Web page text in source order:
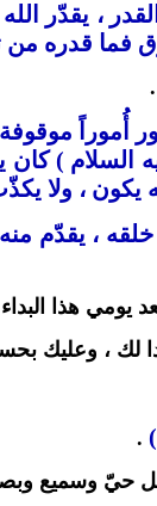
، يقدّر
فما قدره من
أُموراً موقوفة
السلام )
يكون ، ولا
، يقدّم
يومي هذا
لك ، وعليك
.
حيّ وسميع